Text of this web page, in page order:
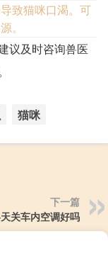
致猫咪口渴。可
。
议及时咨询兽医
猫咪
下一篇
关车内空调好吗